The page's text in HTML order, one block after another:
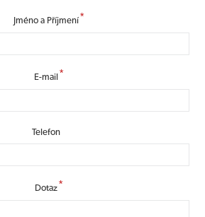
Jméno a Příjmení*
E-mail*
Telefon
Dotaz*